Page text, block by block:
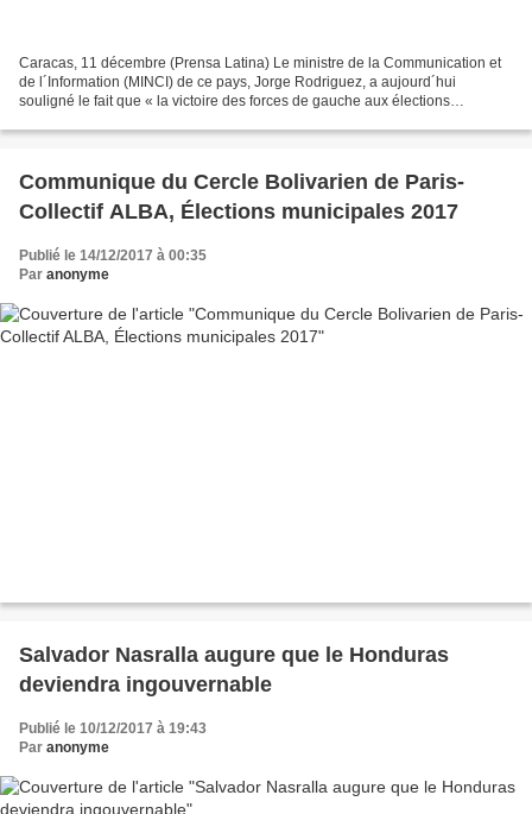
Caracas, 11 décembre (Prensa Latina) Le ministre de la Communication et
de l´Information (MINCI) de ce pays, Jorge Rodriguez, a aujourd´hui
souligné le fait que « la victoire des forces de gauche aux élections
Communique du Cercle Bolivarien de Paris-
Collectif ALBA, Élections municipales 2017
Publié le 14/12/2017 à 00:35
Par anonyme
Salvador Nasralla augure que le Honduras
deviendra ingouvernable
Publié le 10/12/2017 à 19:43
Par anonyme